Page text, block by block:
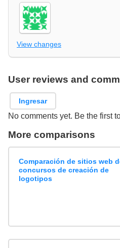
View changes
User reviews and
Ingresar
No comments yet. Be the first
More comparisons
Comparación de sitios web
concursos de creación de
logotipos